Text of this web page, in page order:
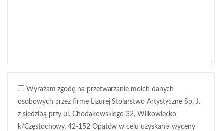
Wyrażam zgodę na przetwarzanie moich danych
osobowych przez firmę Lizurej Stolarstwo Artystyczne Sp. J.
z siedzibą przy ul. Chodakowskiego 32, Wilkowiecko
k/Częstochowy, 42-152 Opatów w celu uzyskania wyceny